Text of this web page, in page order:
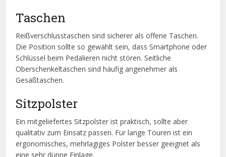
Taschen
Reißverschlusstaschen sind sicherer als offene Taschen.
Die Position sollte so gewählt sein, dass Smartphone oder
Schlüssel beim Pedalieren nicht stören. Seitliche
Oberschenkeltaschen sind häufig angenehmer als
Gesäßtaschen.
Sitzpolster
Ein mitgeliefertes Sitzpolster ist praktisch, sollte aber
qualitativ zum Einsatz passen. Für lange Touren ist ein
ergonomisches, mehrlagiges Polster besser geeignet als
eine sehr dünne Einlage.